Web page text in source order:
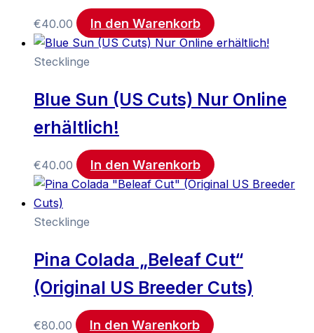
€40.00 In den Warenkorb
Stecklinge
Blue Sun (US Cuts) Nur Online
erhältlich!
€40.00 In den Warenkorb
Stecklinge
Pina Colada „Beleaf Cut“
(Original US Breeder Cuts)
€80.00 In den Warenkorb